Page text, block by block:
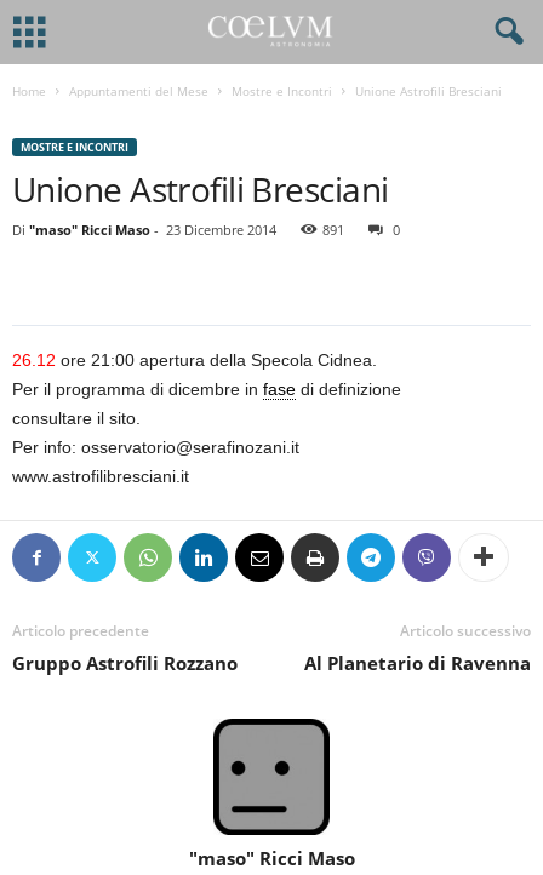
Home Appuntamenti del Mese Mostre e Incontri Unione Astrofili Bresciani
MOSTRE E INCONTRI
Unione Astrofili Bresciani
Di "maso" Ricci Maso - 23 Dicembre 2014 891 0
26.12 ore 21:00 apertura della Specola Cidnea.
Per il programma di dicembre in fase di definizione
consultare il sito.
Per info: osservatorio@serafinozani.it
www.astrofilibresciani.it
Articolo precedente
Gruppo Astrofili Rozzano
Articolo successivo
Al Planetario di Ravenna
"maso" Ricci Maso